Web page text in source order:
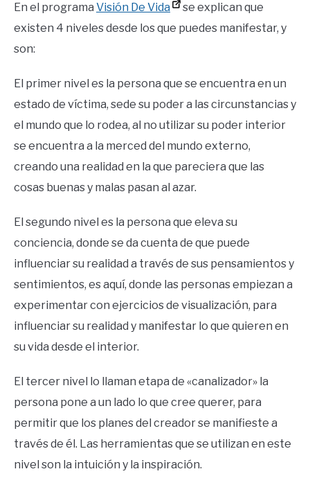
En el programa Visión De Vida
se explican que
existen 4 niveles desde los que puedes manifestar, y
son:
El primer nivel es la persona que se encuentra en un
estado de víctima, sede su poder a las circunstancias y
el mundo que lo rodea, al no utilizar su poder interior
se encuentra a la merced del mundo externo,
creando una realidad en la que pareciera que las
cosas buenas y malas pasan al azar.
El segundo nivel es la persona que eleva su
conciencia, donde se da cuenta de que puede
influenciar su realidad a través de sus pensamientos y
sentimientos, es aquí, donde las personas empiezan a
experimentar con ejercicios de visualización, para
influenciar su realidad y manifestar lo que quieren en
su vida desde el interior.
El tercer nivel lo llaman etapa de «canalizador» la
persona pone a un lado lo que cree querer, para
permitir que los planes del creador se manifieste a
través de él. Las herramientas que se utilizan en este
nivel son la intuición y la inspiración.